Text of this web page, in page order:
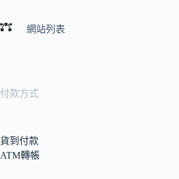
網站列表
付款方式
貨到付款
ATM轉帳